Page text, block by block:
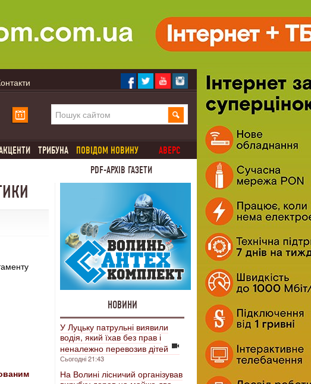
ТРИБУНА ПОВІДОМ НОВИНУ
АВЕРС
PDF-АРХІВ ГАЗЕТИ
НОВИНИ
У Луцьку патрульні виявили
водія, який їхав без прав і
неналежно перевозив дітей
Сьогодні 21:43
На Волині лісничий організував